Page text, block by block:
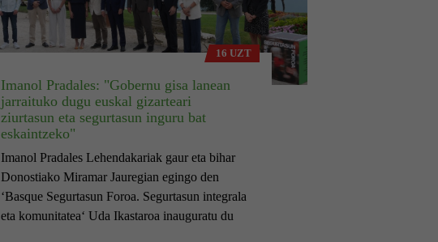
16 UZT
Imanol Pradales: "Gobernu gisa lanean
jarraituko dugu euskal gizarteari
ziurtasun eta segurtasun inguru bat
eskaintzeko"
Imanol Pradales Lehendakariak gaur eta bihar
Donostiako Miramar Jauregian egingo den
‘Basque Segurtasun Foroa. Segurtasun integrala
eta komunitatea‘ Uda Ikastaroa inauguratu du